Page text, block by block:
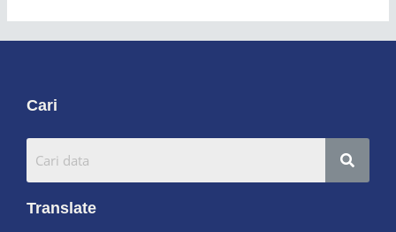
Cari
Translate